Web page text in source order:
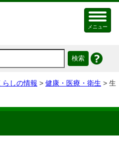
メニュー
らしの情報 > 健康・医療・衛生 > 生